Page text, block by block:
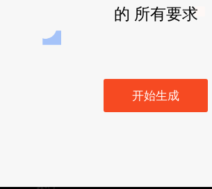
的 所有要求
开始生成